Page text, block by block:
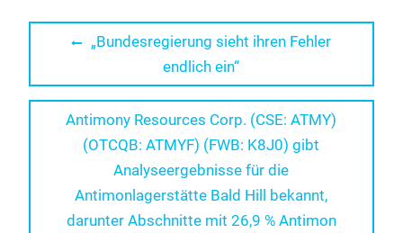
Beitragsnavigation
Previous
„Bundesregierung sieht ihren Fehler
endlich ein“
Next
post:
Antimony Resources Corp. (CSE: ATMY)
(OTCQB: ATMYF) (FWB: K8J0) gibt
Analyseergebnisse für die
Antimonlagerstätte Bald Hill bekannt,
darunter Abschnitte mit 26,9 % Antimon